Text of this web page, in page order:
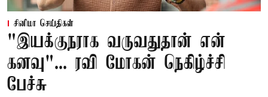
சினிமா செய்திகள்
"இயக்குநராக வருவதுதான் என்
கனவு"... ரவி மோகன் நெகிழ்ச்சி
பேச்சு